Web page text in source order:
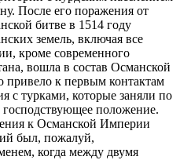
После его поражения от
битве в 1514 году
земель, включая все
кроме современного
вошла в состав Османской
привело к первым контактам
с турками, которые заняли по
положение.
к Османской Империи
был, пожалуй,
когда между двумя